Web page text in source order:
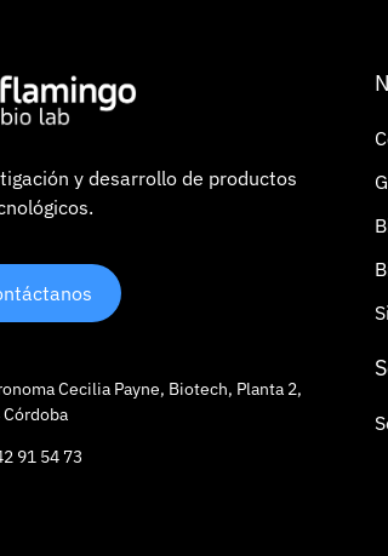
y desarrollo de productos
Cecilia Payne, Biotech, Planta 2,
91 54 73